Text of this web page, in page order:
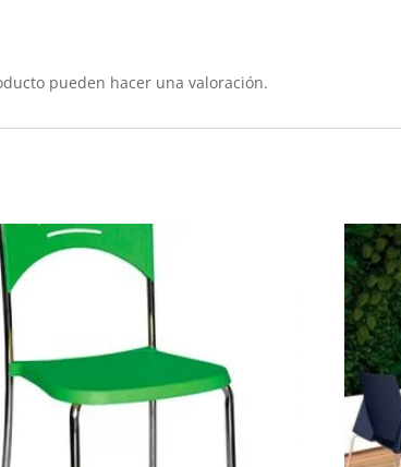
pueden hacer una valoración.